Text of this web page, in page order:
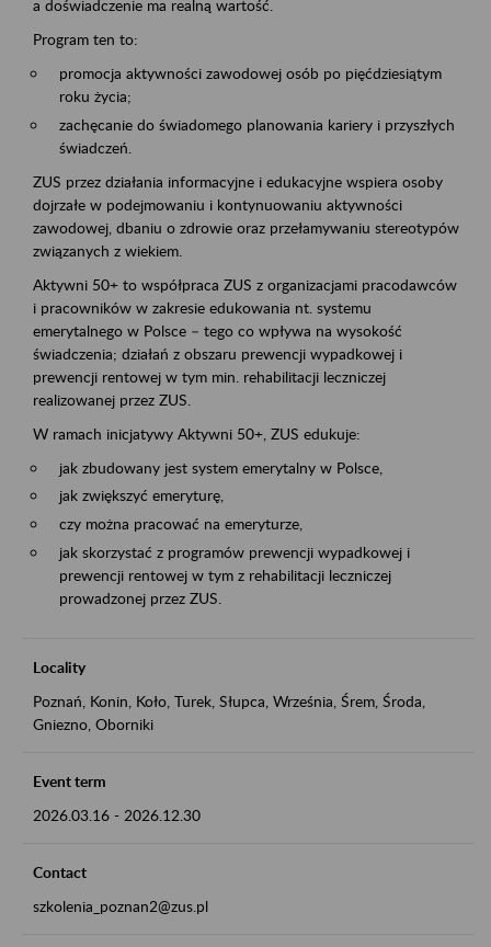
a doświadczenie ma realną wartość.
Program ten to:
promocja aktywności zawodowej osób po pięćdziesiątym
roku życia;
zachęcanie do świadomego planowania kariery i przyszłych
świadczeń.
ZUS przez działania informacyjne i edukacyjne wspiera osoby
dojrzałe w podejmowaniu i kontynuowaniu aktywności
zawodowej, dbaniu o zdrowie oraz przełamywaniu stereotypów
związanych z wiekiem.
Aktywni 50+ to współpraca ZUS z organizacjami pracodawców
i pracowników w zakresie edukowania nt. systemu
emerytalnego w Polsce – tego co wpływa na wysokość
świadczenia; działań z obszaru prewencji wypadkowej i
prewencji rentowej w tym min. rehabilitacji leczniczej
realizowanej przez ZUS.
W ramach inicjatywy Aktywni 50+, ZUS edukuje:
jak zbudowany jest system emerytalny w Polsce,
jak zwiększyć emeryturę,
czy można pracować na emeryturze,
jak skorzystać z programów prewencji wypadkowej i
prewencji rentowej w tym z rehabilitacji leczniczej
prowadzonej przez ZUS.
Locality
Poznań, Konin, Koło, Turek, Słupca, Września, Śrem, Środa,
Gniezno, Oborniki
Event term
2026.03.16 - 2026.12.30
Contact
szkolenia_poznan2@zus.pl